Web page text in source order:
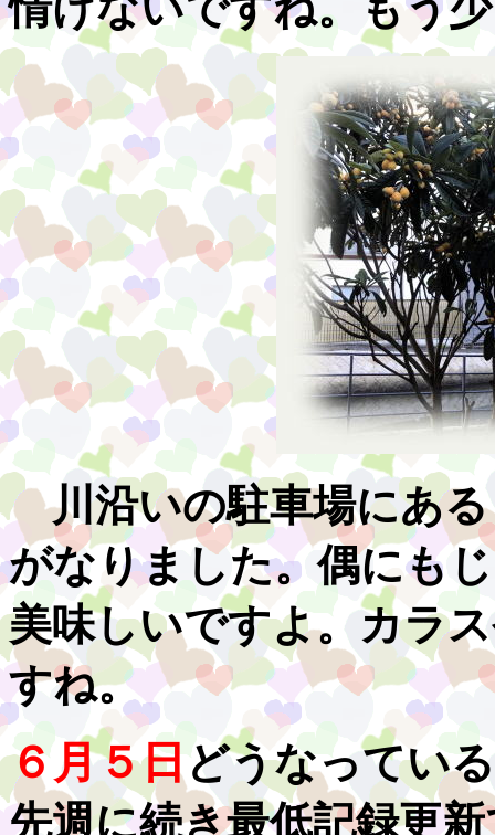
川沿いの駐車場にある
がなりました。偶にも
美味しいですよ。カラ
すね。
６月５日 どうなってい
先週に続き最低記録更